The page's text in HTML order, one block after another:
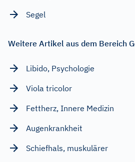
Segel
Weitere Artikel aus dem Bereich
Libido, Psychologie
Viola tricolor
Fettherz, Innere Medizin
Augenkrankheit
Schiefhals, muskulärer